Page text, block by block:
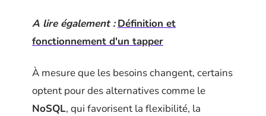
A lire également : Définition et
fonctionnement d'un tapper
À mesure que les besoins changent, certains
optent pour des alternatives comme le
NoSQL, qui favorisent la flexibilité, la